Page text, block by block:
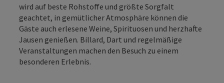
wird auf beste Rohstoffe und größte Sorgfalt
geachtet, in gemütlicher Atmosphäre können die
Gäste auch erlesene Weine, Spirituosen und herzhafte
Jausen genießen. Billard, Dart und regelmäßige
Veranstaltungen machen den Besuch zu einem
besonderen Erlebnis.